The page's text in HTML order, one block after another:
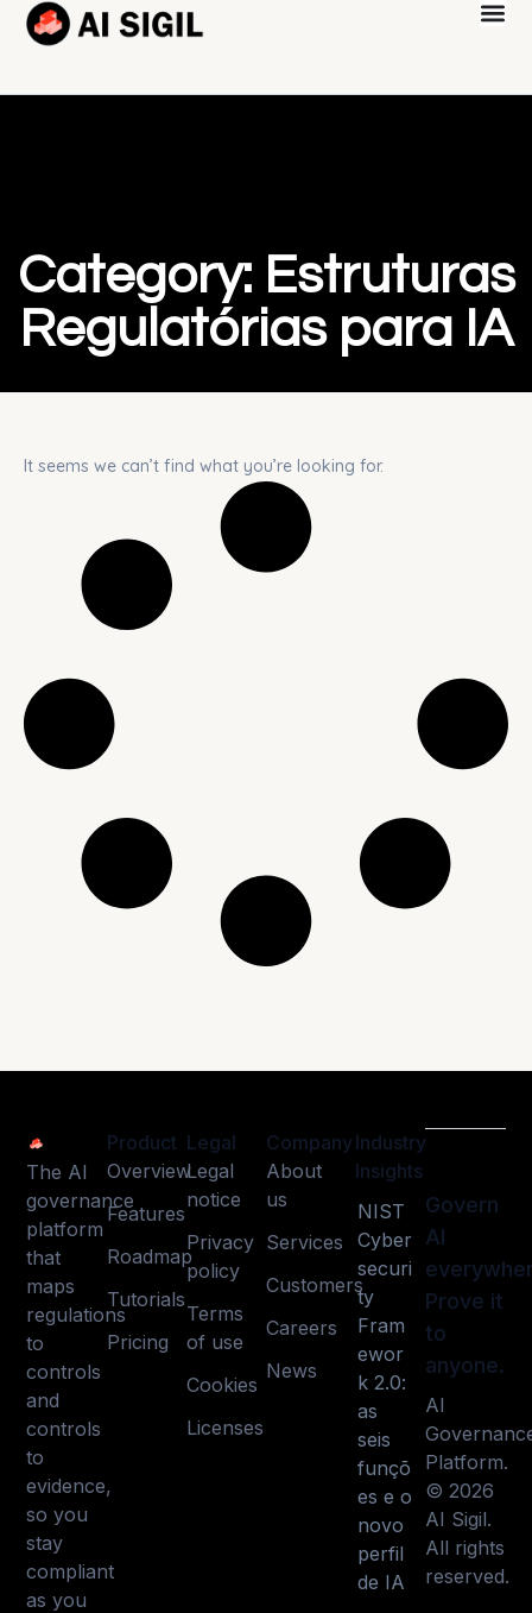
Category: Estruturas
Regulatórias para IA
It seems we can’t find what you’re looking for.
The AI
governance
platform
that
maps
regulations
to
controls
and
controls
to
evidence,
so you
stay
compliant
as you
Product
Overview
Features
Roadmap
Tutorials
Pricing
Legal
Legal
notice
Privacy
policy
Terms
of use
Cookies
Licenses
Company
About
us
Services
Customers
Careers
News
Industry
Insights
NIST
Cyber
securi
ty
Fram
ewor
k 2.0:
as
seis
funçõ
es e o
novo
perfil
de IA
Govern
AI
Prove it
to
anyone.
AI
Platform.
© 2026
AI Sigil.
All rights
reserved.